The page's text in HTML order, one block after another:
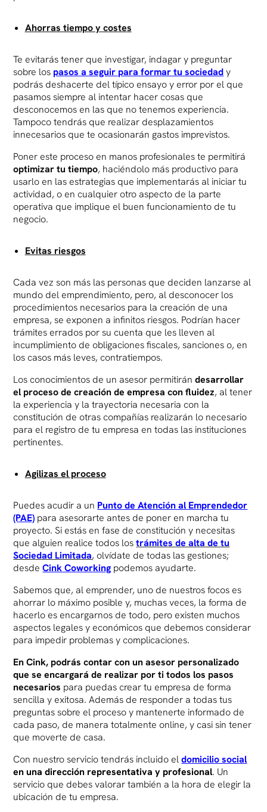
Ahorras tiempo y costes
Te evitarás tener que investigar, indagar y preguntar
sobre los pasos a seguir para formar tu sociedady
podrás deshacerte del típico ensayo y error por el que
pasamos siempre al intentar hacer cosas que
desconocemos en las que no tenemos experiencia.
Tampoco tendrás que realizar desplazamientos
innecesarios que te ocasionarán gastos imprevistos.
Poner este proceso en manos profesionales te permitirá
optimizar tu tiempo, haciéndolo más productivo para
usarlo en las estrategias que implementarás al iniciar tu
actividad, o en cualquier otro aspecto de la parte
operativa que implique el buen funcionamiento de tu
negocio.
Evitas riesgos
Cada vez son más las personas que deciden lanzarse al
mundo del emprendimiento, pero, al desconocer los
procedimientos necesarios para la creación de una
empresa, se exponen a infinitos riesgos. Podrían hacer
trámites errados por su cuenta que les lleven al
incumplimiento de obligaciones fiscales, sanciones o, en
los casos más leves, contratiempos.
Los conocimientos de un asesor permitirán desarrollar
el proceso de creación de empresa con fluidez, al tener
la experiencia y la trayectoria necesaria con la
constitución de otras compañías realizarán lo necesario
para el registro de tu empresa en todas las instituciones
pertinentes.
Agilizas el proceso
Puedes acudir a un Punto de Atención al Emprendedor
(PAE) para asesorarte antes de poner en marcha tu
proyecto. Si estás en fase de constitución y necesitas
que alguien realice todos lostrámites de alta de tu
Sociedad Limitada, olvídate de todas las gestiones;
desdeCink Coworking podemos ayudarte.
Sabemos que, al emprender, uno de nuestros focos es
ahorrar lo máximo posible y, muchas veces, la forma de
hacerlo es encargarnos de todo, pero existen muchos
aspectos legales y económicos que debemos considerar
para impedir problemas y complicaciones.
En Cink, podrás contar con un asesor personalizado
que se encargará de realizar por ti todos los pasos
necesarios para puedas crear tu empresa de forma
sencilla y exitosa. Además de responder a todas tus
preguntas sobre el proceso y mantenerte informado de
cada paso, de manera totalmente online, y casi sin tener
que moverte de casa.
Con nuestro servicio tendrás incluido eldomicilio social
en una dirección representativa y profesional. Un
servicio que debes valorar también a la hora de elegir la
ubicación de tu empresa.